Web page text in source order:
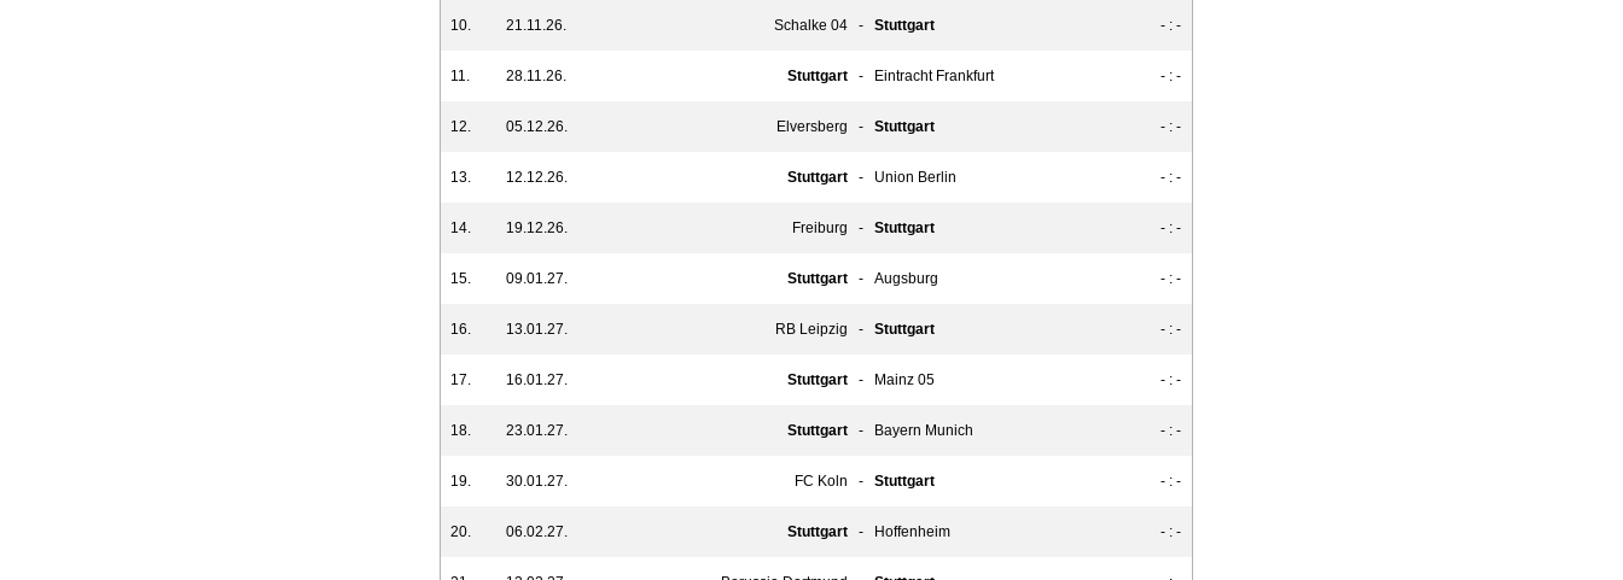
10. 21.11.26. Schalke 04 - Stuttgart - : -
11. 28.11.26. Stuttgart - Eintracht Frankfurt - : -
12. 05.12.26. Elversberg - Stuttgart - : -
13. 12.12.26. Stuttgart - Union Berlin - : -
14. 19.12.26. Freiburg - Stuttgart - : -
15. 09.01.27. Stuttgart - Augsburg - : -
16. 13.01.27. RB Leipzig - Stuttgart - : -
17. 16.01.27. Stuttgart - Mainz 05 - : -
18. 23.01.27. Stuttgart - Bayern Munich - : -
19. 30.01.27. FC Koln - Stuttgart - : -
20. 06.02.27. Stuttgart - Hoffenheim - : -